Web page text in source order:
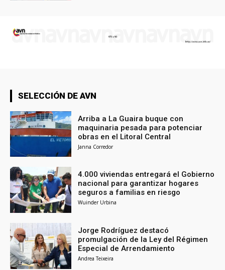
SELECCIÓN DE AVN
Arriba a La Guaira buque con
maquinaria pesada para potenciar
obras en el Litoral Central
Janna Corredor
4.000 viviendas entregará el Gobierno
nacional para garantizar hogares
seguros a familias en riesgo
Wuinder Urbina
Jorge Rodríguez destacó
promulgación de la Ley del Régimen
Especial de Arrendamiento
Andrea Teixeira